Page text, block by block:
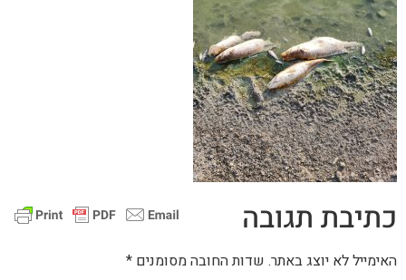
כתיבת תגובה
האימייל לא יוצג באתר. שדות החובה מסומנים *